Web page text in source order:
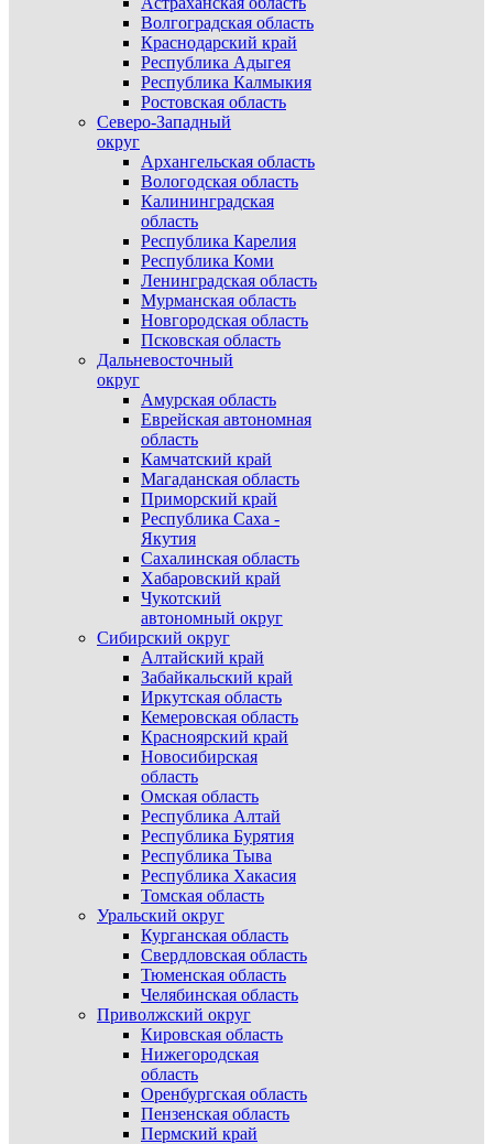
Волгоградская область
Краснодарский край
Республика Адыгея
Республика Калмыкия
Ростовская область
Северо-Западный
округ
Архангельская область
Вологодская область
Калининградская
область
Республика Карелия
Республика Коми
Ленинградская область
Мурманская область
Новгородская область
Псковская область
Дальневосточный
округ
Амурская область
Еврейская автономная
область
Камчатский край
Магаданская область
Приморский край
Республика Саха -
Якутия
Сахалинская область
Хабаровский край
Чукотский
автономный округ
Сибирский округ
Алтайский край
Забайкальский край
Иркутская область
Кемеровская область
Красноярский край
Новосибирская
область
Омская область
Республика Алтай
Республика Бурятия
Республика Тыва
Республика Хакасия
Томская область
Уральский округ
Курганская область
Свердловская область
Тюменская область
Челябинская область
Приволжский округ
Кировская область
Нижегородская
область
Оренбургская область
Пензенская область
Пермский край